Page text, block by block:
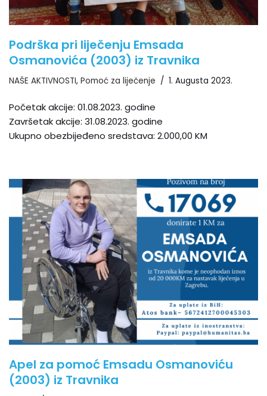
Podrška pri liječenju Emsada
Osmanovića (2003) iz Travnika
NAŠE AKTIVNOSTI, Pomoć za liječenje 1. Augusta 2023.
Početak akcije: 01.08.2023. godine
Završetak akcije: 31.08.2023. godine
Ukupno obezbijeđeno sredstava: 2.000,00 KM
Apel za pomoć Emsadu Osmanoviću
(2003) iz Travnika